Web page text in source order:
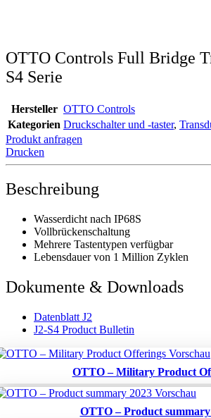
OTTO Controls Full Bridge
S4 Serie
Hersteller OTTO Controls
Kategorien Druckschalter und -taster,
Produkt anfragen
Drucken
Beschreibung
Wasserdicht nach IP68S
Vollbrückenschaltung
Mehrere Tastentypen verfügbar
Lebensdauer von 1 Million Zyklen
Dokumente & Downloads
Datenblatt J2
J2-S4 Product Bulletin
OTTO – Military Product
OTTO – Product summary